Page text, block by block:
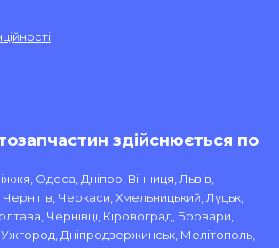
здійснюється по
Одеса, Дніпро, Вінниця, Львів,
Черкаси, Хмельницький, Луцьк,
Чернівці, Кіровоград, Бровари,
Дніпродзержинськ, Мелітополь,